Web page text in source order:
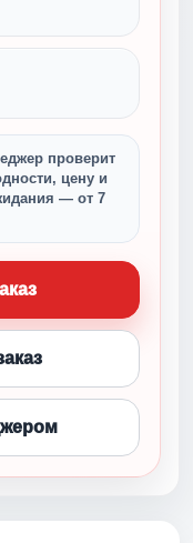
проверит
цену и
— от 7